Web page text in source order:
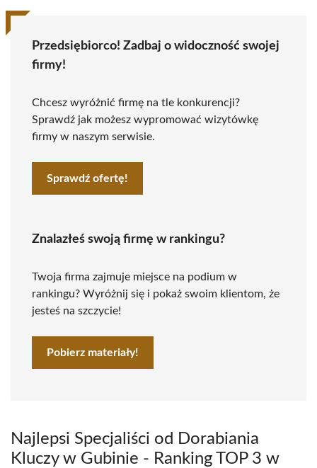
Przedsiębiorco! Zadbaj o widoczność swojej
firmy!
Chcesz wyróżnić firmę na tle konkurencji?
Sprawdź jak możesz wypromować wizytówkę
firmy w naszym serwisie.
Sprawdź ofertę!
Znalazłeś swoją firmę w rankingu?
Twoja firma zajmuje miejsce na podium w
rankingu? Wyróżnij się i pokaż swoim klientom, że
jesteś na szczycie!
Pobierz materiały!
Najlepsi Specjaliści od Dorabiania
Kluczy w Gubinie - Ranking TOP 3 w